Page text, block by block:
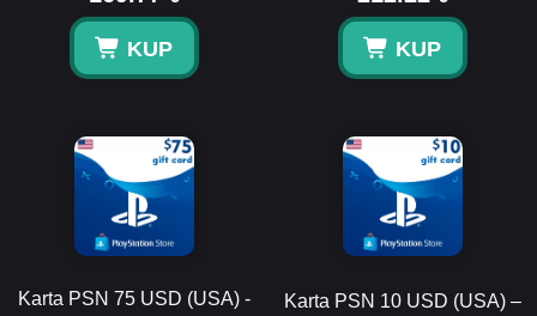
KUP KUP
Karta PSN 75 USD (USA) -
Karta PSN 10 USD (USA) –